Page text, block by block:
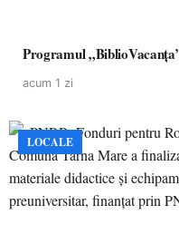
Programul
acum 1 zi
LOCALE